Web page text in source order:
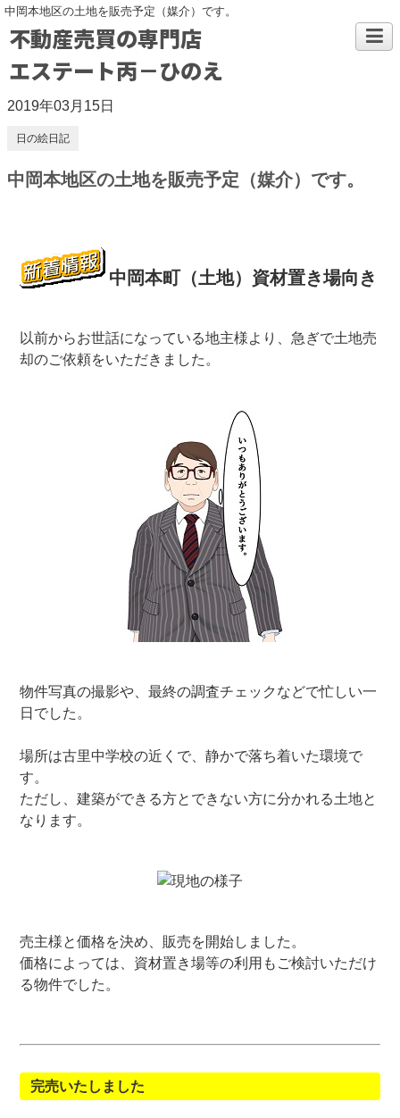
中岡本地区の土地を販売予定（媒介）です。
不動産売買の専門店
エステート丙－ひのえ
2019年03月15日
日の絵日記
中岡本地区の土地を販売予定（媒介）です。
中岡本町（土地）資材置き場向き
以前からお世話になっている地主様より、急ぎで土地売
却のご依頼をいただきました。
物件写真の撮影や、最終の調査チェックなどで忙しい一
日でした。
場所は古里中学校の近くで、静かで落ち着いた環境で
す。
ただし、建築ができる方とできない方に分かれる土地と
なります。
売主様と価格を決め、販売を開始しました。
価格によっては、資材置き場等の利用もご検討いただけ
る物件でした。
完売いたしました